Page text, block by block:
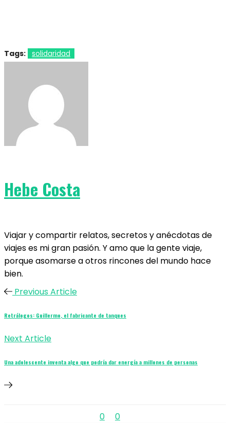
Tags: solidaridad
Hebe Costa
Viajar y compartir relatos, secretos y anécdotas de
viajes es mi gran pasión. Y amo que la gente viaje,
porque asomarse a otros rincones del mundo hace
bien.
Previous Article
Retrálogos: Guillermo, el fabricante de tanques
Next Article
Una adolescente inventa algo que podría dar energía a millones de personas
0
0